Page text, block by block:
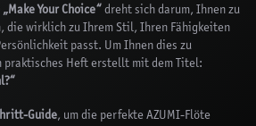
Your Choice“ dreht sich darum, Ihnen zu
die wirklich zu Ihrem Stil, Ihren Fähigkeiten
passt. Um Ihnen dies zu
Heft erstellt mit dem Titel:
Guide, um die perfekte AZUMI-Flöte